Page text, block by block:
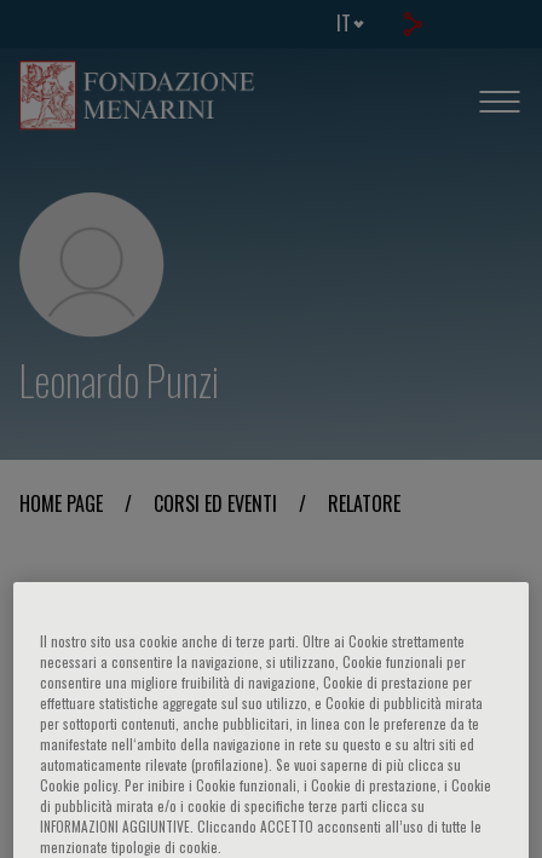
IT
Leonardo Punzi
HOME PAGE / CORSI ED EVENTI / RELATORE
Leonardo Punzi
Partecipazioni del relatore
Il nostro sito usa cookie anche di terze parti. Oltre ai Cookie strettamente
necessari a consentire la navigazione, si utilizzano, Cookie funzionali per
consentire una migliore fruibilità di navigazione, Cookie di prestazione per
effettuare statistiche aggregate sul suo utilizzo, e Cookie di pubblicità mirata
per sottoporti contenuti, anche pubblicitari, in linea con le preferenze da te
manifestate nell‘ambito della navigazione in rete su questo e su altri siti ed
automaticamente rilevate (profilazione). Se vuoi saperne di più clicca su
Cookie policy. Per inibire i Cookie funzionali, i Cookie di prestazione, i Cookie
di pubblicità mirata e/o i cookie di specifiche terze parti clicca su
INFORMAZIONI AGGIUNTIVE. Cliccando ACCETTO acconsenti all’uso di tutte le
menzionate tipologie di cookie.